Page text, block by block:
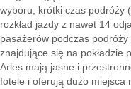
wyboru, krótki czas podróży
rozkład jazdy z nawet 14
pasażerów podczas
znajdujące się na pokładzie
Arles mają jasne i
fotele i oferują dużo miejsca